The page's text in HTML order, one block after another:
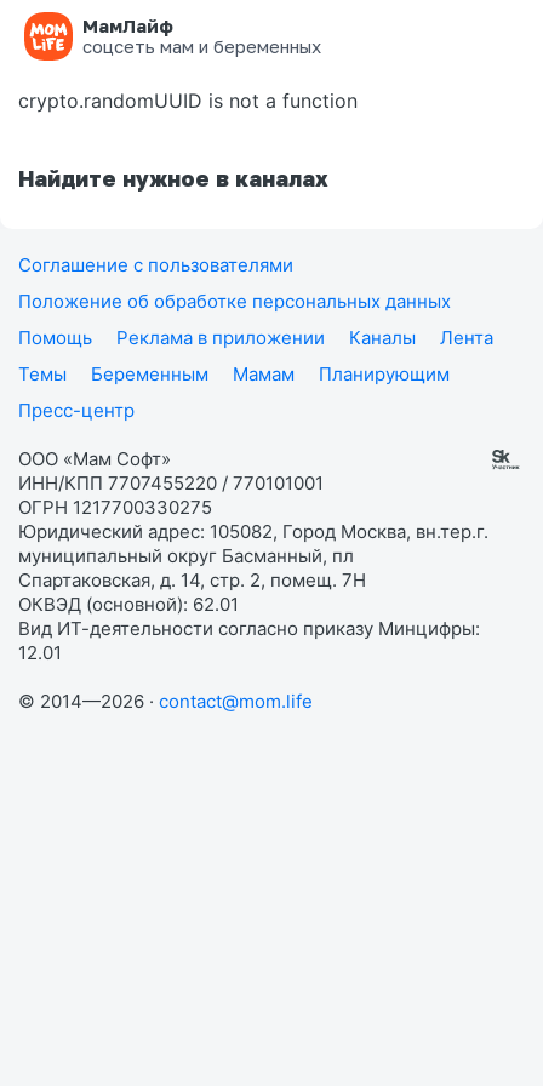
МамЛайф
соцсеть мам и беременных
Ошибка на странице
crypto.randomUUID is not a function
Найдите нужное в каналах
Соглашение с пользователями
Положение об обработке персональных данных
Помощь
Реклама в приложении Каналы
Лента
Темы
Беременным Мамам
Планирующим
Пресс-центр
ООО «Мам Софт»
ИНН/КПП 7707455220 / 770101001
ОГРН 1217700330275
Юридический адрес: 105082, Город Москва, вн.тер.г.
муниципальный округ Басманный, пл
Спартаковская, д. 14, стр. 2, помещ. 7Н
ОКВЭД (основной): 62.01
Вид ИТ-деятельности согласно приказу Минцифры:
12.01
© 2014—2026 · contact@mom.life